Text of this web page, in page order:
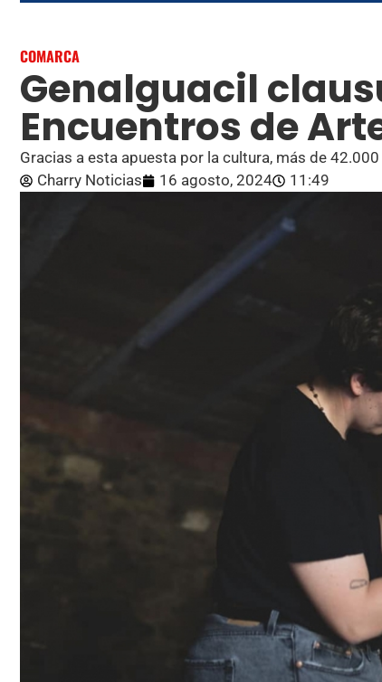
COMARCA
Genalguacil
Encuentros de
Gracias a esta apuesta por la cultura, más de
Charry Noticias
16 agosto, 2024 11:49